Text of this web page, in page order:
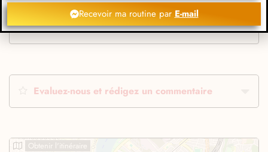
Evaluez-nous et rédigez un commentaire
Obtenir l'itinéraire
Recevoir ma routine par E-mail